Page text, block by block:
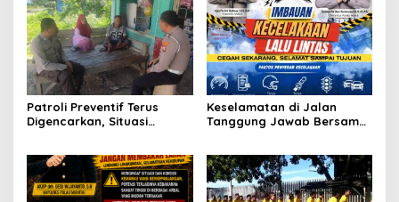
Lintas Negara
Kapal
Patroli Preventif Terus
Digencarkan, Situasi
Kondusif
Keselamatan di Jalan
Tanggung Jawab Bersama,
Lalu Lintas